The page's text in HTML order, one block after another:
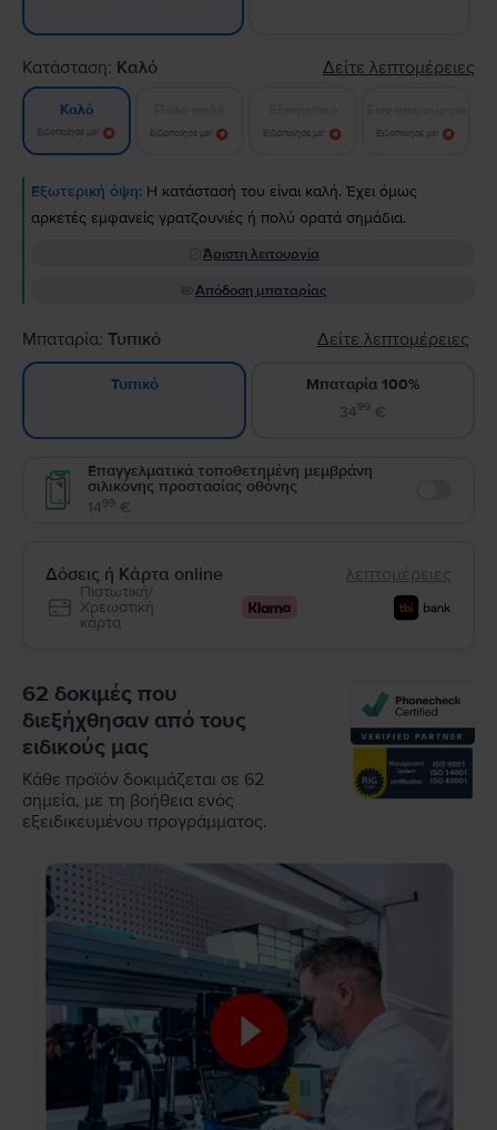
Κατάσταση: Καλό Δείτε λεπτομέρειες
Καλό
Ειδοποίησε με! Ειδοποίησε με! Ειδοποίησε με! Ειδοποίησε με!
Εξωτερική όψη: Η κατάστασή του είναι καλή. Έχει όμως
αρκετές εμφανείς γρατζουνιές ή πολύ ορατά σημάδια.
Άριστη λειτουργία
Απόδοση μπαταρίας
Μπαταρία: Τυπικό Δείτε λεπτομέρειες
Τυπικό
Μπαταρία 100%
3499 €
Επαγγελματικά τοποθετημένη μεμβράνη
σιλικόνης προστασίας οθόνης
1499 €
Δόσεις ή Κάρτα online λεπτομέρειες
Πιστωτική/
Χρεωστική
κάρτα
62 δοκιμές που
διεξήχθησαν από τους
ειδικούς μας
Κάθε προϊόν δοκιμάζεται σε 62
σημεία, με τη βοήθεια ενός
εξειδικευμένου προγράμματος.